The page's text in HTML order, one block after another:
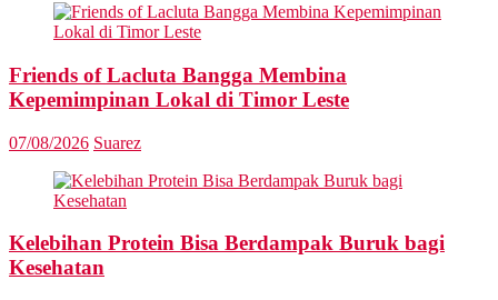
Friends of Lacluta Bangga Membina
Kepemimpinan Lokal di Timor Leste
07/08/2026 Suarez
Kelebihan Protein Bisa Berdampak Buruk bagi
Kesehatan